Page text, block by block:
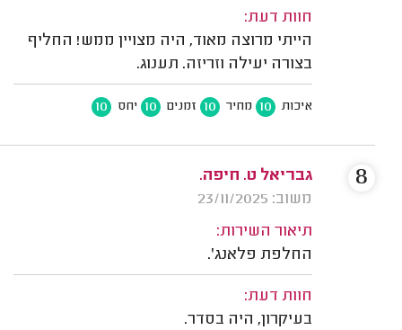
חוות דעת:
הייתי מרוצה מאוד, היה מצויין ממש! החליף
בצורה יעילה וזריזה. תענוג.
איכות 10 מחיר 10 זמנים 10 יחס 10
גבריאל ט. חיפה.
משוב: 23/11/2025
תיאור השירות:
החלפת פלאנג'.
חוות דעת:
בעיקרון, היה בסדר.
8